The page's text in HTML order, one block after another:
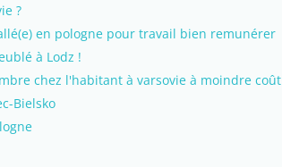
?
en pologne pour travail bien remunérer
à Lodz !
chez l'habitant à varsovie à moindre coût
Bielsko